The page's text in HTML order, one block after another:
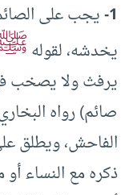
1- يجب على
يخدشه، لقوله
يرفث ولا يصخب
صائم) رواه
الفاحش، ويطلق
ذكره مع النساء